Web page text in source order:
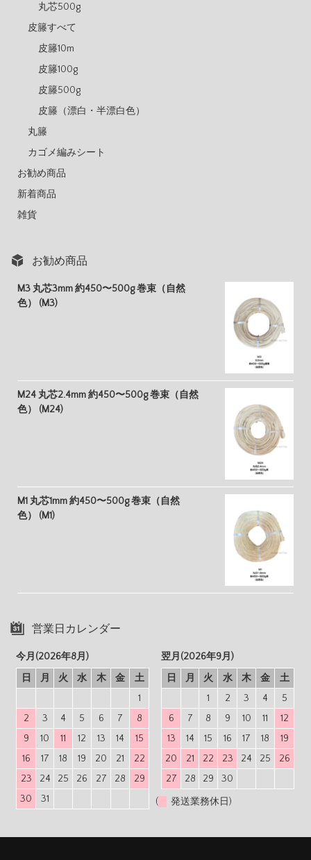
丸芯500g
皮籐すべて
皮籐10m
皮籐100g
皮籐500g
皮籐（漂白・半漂白色）
丸籐
カゴメ編みシート
お勧め商品
新着商品
雑貨
お勧め商品
M3 丸芯3mm 約450〜500g 巻束（自然
色） (M3)
M24 丸芯2.4mm 約450〜500g 巻束（自然
色） (M24)
M1 丸芯1mm 約450〜500g 巻束（自然
色） (M1)
営業日カレンダー
今月(2026年8月)
日
月 火 水 木 金
土
1
2
3 4 5 6 7
8
9
10 11 12 13 14
15
16
17 18 19 20 21
22
23
24 25 26 27 28
29
30
31
翌月(2026年9月)
日
月 火 水 木 金
土
1
2 3 4
5
6
7 8 9 10 11
12
13
14 15 16 17 18
19
20
21 22 23 24 25
26
27
28 29 30
( 発送業務休日)